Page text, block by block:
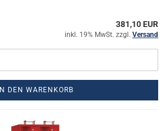
381,10 EUR
inkl. 19% MwSt. zzgl. Versand
IN DEN WARENKORB